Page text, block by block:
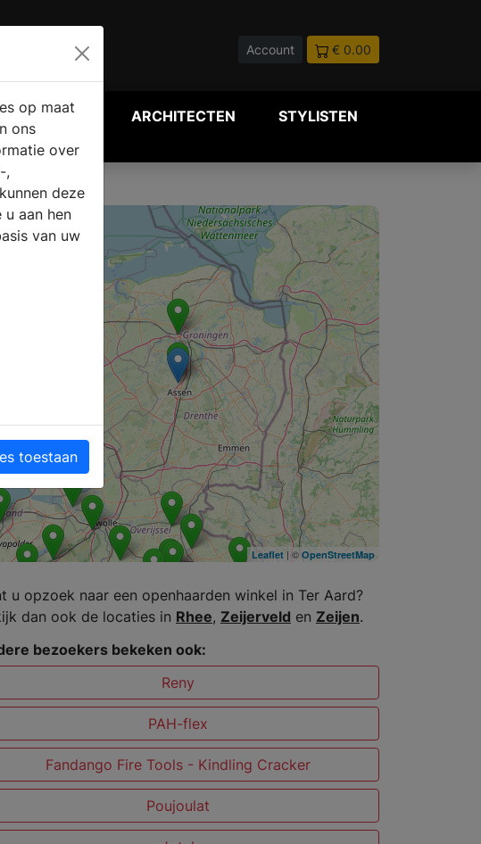
Account € 0.00
WEBSHOP ARCHITECTEN STYLISTEN
Leaflet| © OpenStreetMap
u opzoek naar een openhaarden winkel in Ter Aard?
dan ook de locaties in Rhee, Zeijerveld en Zeijen.
bezoekers bekeken ook:
Reny
PAH-flex
Fandango Fire Tools - Kindling Cracker
Poujoulat
op maat
ons
over
,
deze
aan hen
van uw
toestaan